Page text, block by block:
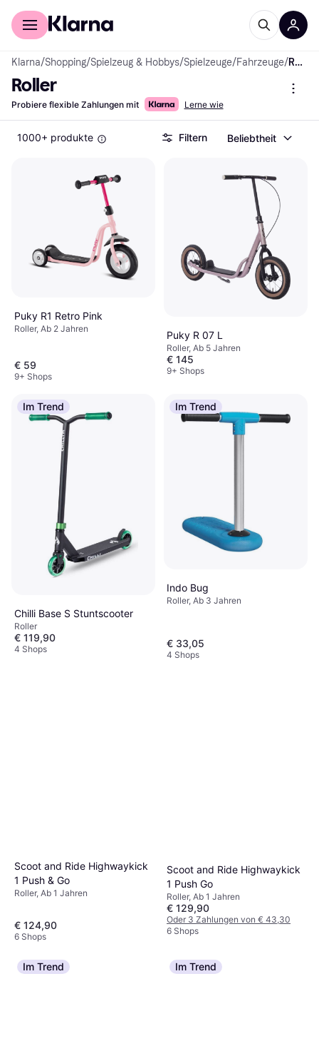
Für Shopper
Klarna/Shopping/Spielzeug & Hobbys/Spielzeuge/Fahrzeuge/ Roller
Roller
Probiere flexible Zahlungen mit Lerne wie
1000+ produkte Filtern Beliebtheit
Puky R1 Retro Pink
Roller, Ab 2 Jahren
€ 59
9+ Shops
Puky R 07 L
Roller, Ab 5 Jahren
€ 145
9+ Shops
Im Trend
Chilli Base S Stuntscooter
Roller
€ 119,90
4 Shops
Im Trend
Indo Bug
Roller, Ab 3 Jahren
€ 33,05
4 Shops
Scoot and Ride Highwaykick
1 Push & Go
Roller, Ab 1 Jahren
€ 124,90
6 Shops
Scoot and Ride Highwaykick
1 Push Go
Roller, Ab 1 Jahren
€ 129,90
Oder 3 Zahlungen von € 43,30
6 Shops
Im Trend Im Trend